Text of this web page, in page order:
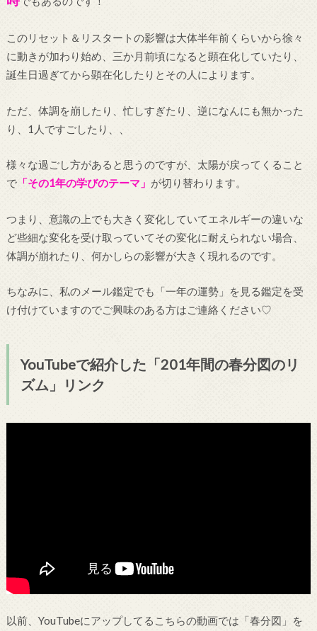
このリセット＆リスタートの影響は大体半年前くらいから徐々
に動きが加わり始め、三か月前頃になると顕在化していたり、
誕生日過ぎてから顕在化したりとその人によります。
ただ、体調を崩したり、忙しすぎたり、逆になんにも無かった
り、 1人ですごしたり、、
様々な過ごし方があると思うのですが、太陽が戻ってくること
で「その1年の学びのテーマ」 が切り替わります。
つまり、 意識の上でも大きく変化していてエネルギーの違いな
ど些細な変化を受け取っていてその変化に耐えられない場合、
体調が崩れたり、 何かしらの影響が大きく現れるのです。
ちなみに、私のメール鑑定でも「一年の運勢」を見る鑑定を受
け付けていますのでご興味のある方はご連絡ください♡
YouTubeで紹介した「201年間の春分図のリ
ズム」リンク
以前、YouTubeにアップしてるこちらの動画では「春分図」を